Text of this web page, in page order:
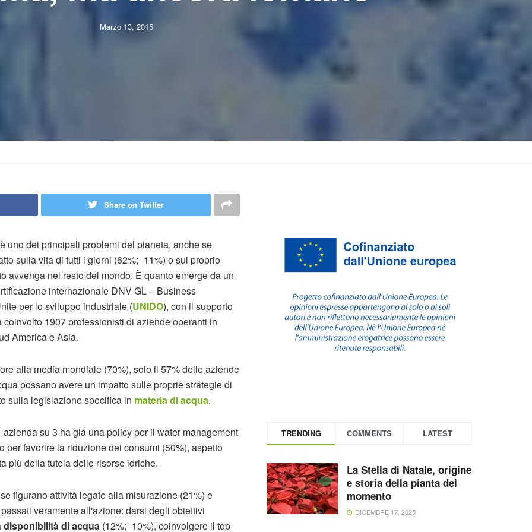
Marzo 13, 2015
Share on Twitter
uno dei principali problemi del pianeta, anche se
sulla vita di tutti i giorni (62%; -11%) o sul proprio
avvenga nel resto del mondo. È quanto emerge da un
internazionale DNV GL – Business
per lo sviluppo industriale (UNIDO), con il supporto
1907 professionisti di aziende operanti in
America e Asia.
alla media mondiale (70%), solo il 57% delle aziende
possano avere un impatto sulle proprie strategie di
sulla legislazione specifica in materia di acqua.
su 3 ha già una policy per il water management
favorire la riduzione dei consumi (50%), aspetto
più della tutela delle risorse idriche.
figurano attività legate alla misurazione (21%) e
veramente all'azione: darsi degli obiettivi
disponibilità di acqua (12%; -10%), coinvolgere il top
TRENDING COMMENTS LATEST
La Stella di Natale, origine
e storia della pianta del
momento
DICEMBRE 17, 2025